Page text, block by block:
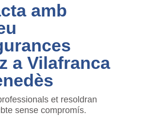
amb
a Vilafranca
et resoldran
sense compromís.